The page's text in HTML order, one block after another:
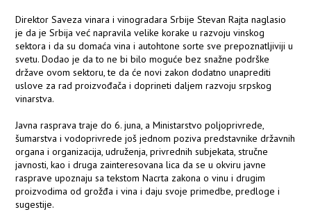
Direktor Saveza vinara i vinogradara Srbije Stevan Rajta naglasio
je da je Srbija već napravila velike korake u razvoju vinskog
sektora i da su domaća vina i autohtone sorte sve prepoznatljiviji u
svetu. Dodao je da to ne bi bilo moguće bez snažne podrške
države ovom sektoru, te da će novi zakon dodatno unaprediti
uslove za rad proizvođača i doprineti daljem razvoju srpskog
vinarstva.
Javna rasprava traje do 6. juna, a Ministarstvo poljoprivrede,
šumarstva i vodoprivrede još jednom poziva predstavnike državnih
organa i organizacija, udruženja, privrednih subjekata, stručne
javnosti, kao i druga zainteresovana lica da se u okviru javne
rasprave upoznaju sa tekstom Nacrta zakona o vinu i drugim
proizvodima od grožđa i vina i daju svoje primedbe, predloge i
sugestije.